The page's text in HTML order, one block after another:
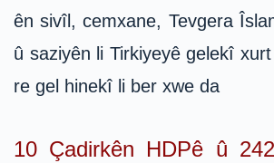
ên sivîl, cemxane, Tevgera
û saziyên li Tirkiyeyê gelekî
re gel hinekî li ber xwe da
10 Çadirkên HDPê û